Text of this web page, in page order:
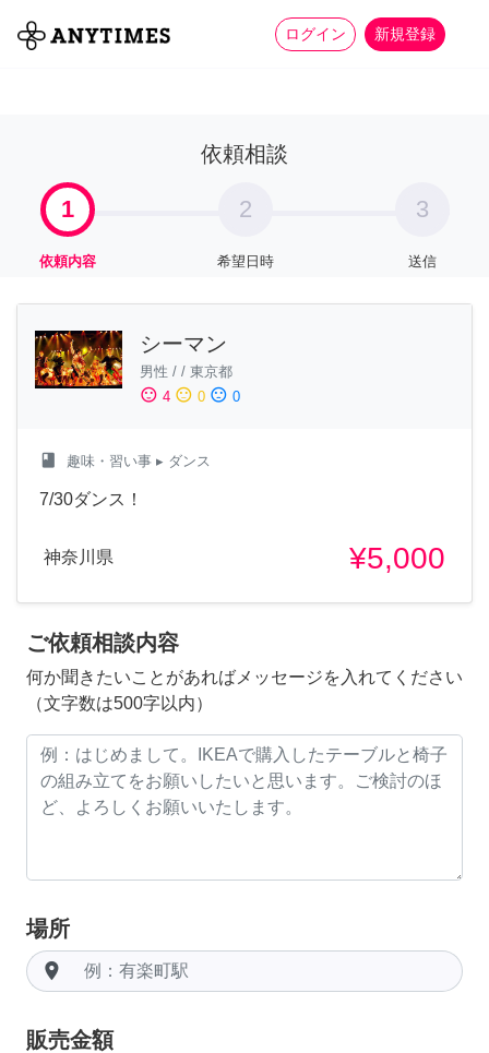
ログイン 新規登録
全て 家事 more_horiz
依頼相談
1
依頼内容
2
希望日時
3
送信
シーマン
男性 / / 東京都
sentiment_satisfied 4 sentiment_neutral 0 sentiment_dissatisfied 0
class 趣味・習い事 ▸ ダンス
7/30ダンス！
神奈川県 ¥5,000
ご依頼相談内容
何か聞きたいことがあればメッセージを入れてください
（文字数は500字以内）
場所
room
販売金額